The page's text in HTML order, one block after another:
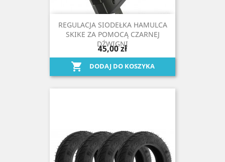
REGULACJA SIODEŁKA HAMULCA
SKIKE ZA POMOCĄ CZARNEJ
DŹWIGNI
45,00 zł
 DODAJ DO KOSZYKA